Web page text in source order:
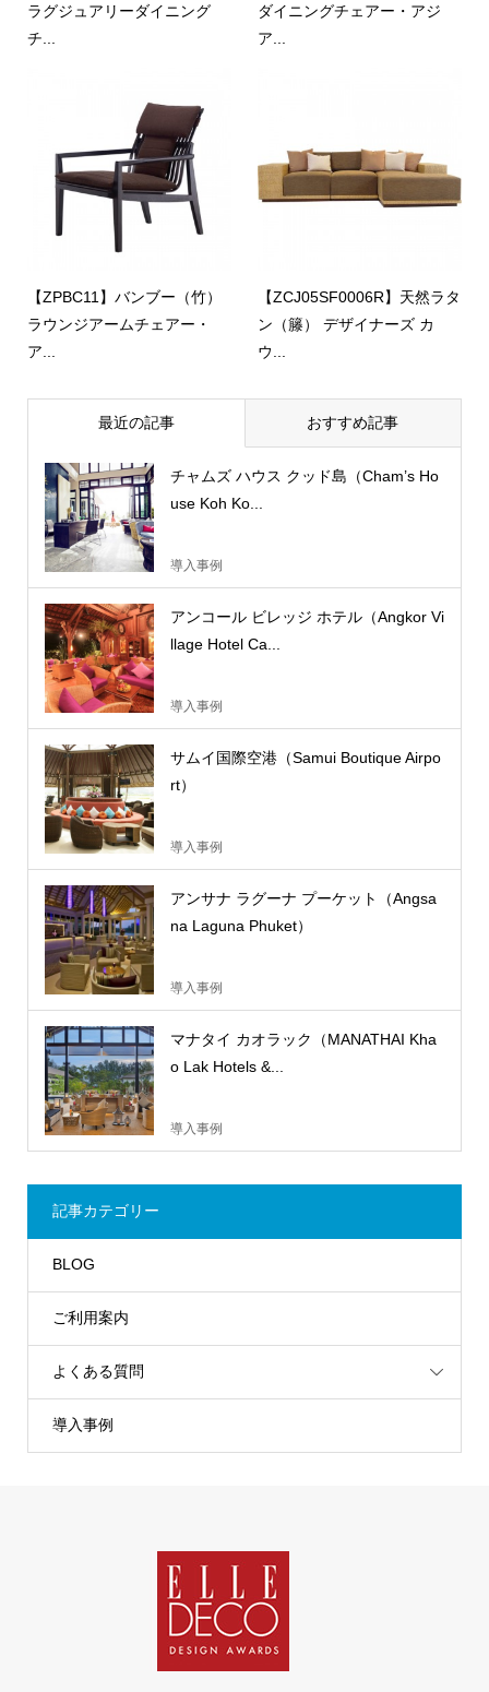
ラグジュアリーダイニング
チ...
ダイニングチェアー・アジ
ア...
【ZPBC11】バンブー（竹）
ラウンジアームチェアー・
ア...
【ZCJ05SF0006R】天然ラタ
ン（籐） デザイナーズ カ
ウ...
最近の記事 おすすめ記事
チャムズ ハウス クッド島（Cham’s Ho
use Koh Ko...
導入事例
アンコール ビレッジ ホテル（Angkor Vi
llage Hotel Ca...
導入事例
サムイ国際空港（Samui Boutique Airpo
rt）
導入事例
アンサナ ラグーナ プーケット（Angsa
na Laguna Phuket）
導入事例
マナタイ カオラック（MANATHAI Kha
o Lak Hotels &...
導入事例
記事カテゴリー
BLOG
ご利用案内
よくある質問
導入事例